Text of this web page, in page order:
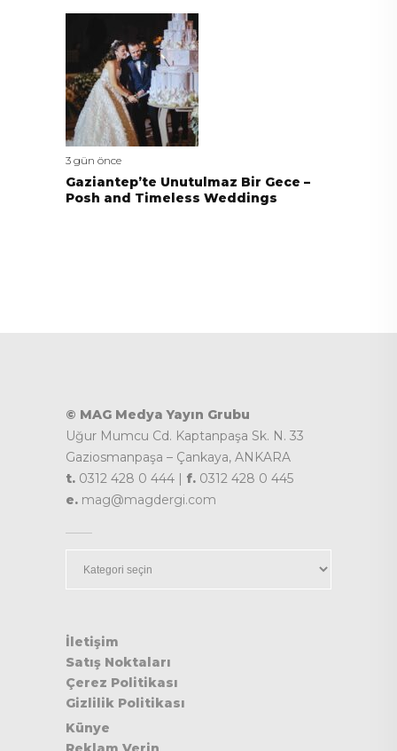
3 gün önce
Gaziantep’te Unutulmaz Bir Gece –
Posh and Timeless Weddings
© MAG Medya Yayın Grubu
Uğur Mumcu Cd. Kaptanpaşa Sk. N. 33
Gaziosmanpaşa – Çankaya, ANKARA
t. 0312 428 0 444 | f. 0312 428 0 445
e. mag@magdergi.com
İletişim
Satış Noktaları
Çerez Politikası
Gizlilik Politikası
Künye